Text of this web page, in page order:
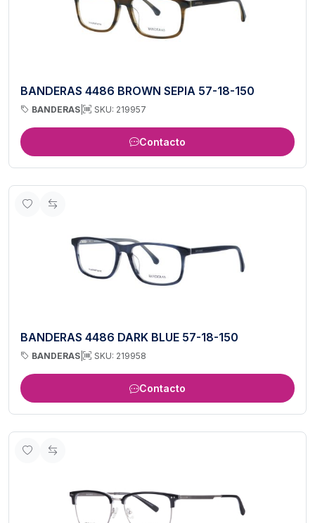
BANDERAS 4486 BROWN SEPIA 57-18-150
BANDERAS SKU: 219957
Contacto
BANDERAS 4486 DARK BLUE 57-18-150
BANDERAS SKU: 219958
Contacto